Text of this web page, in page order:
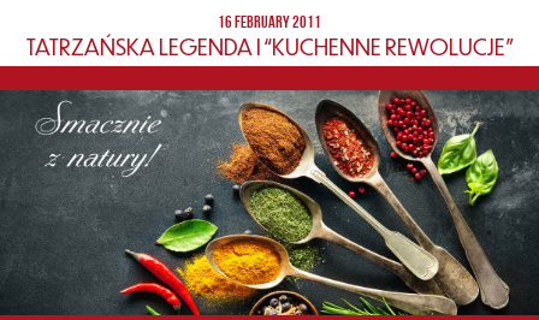
16 FEBRUARY 2011
TATRZAŃSKA LEGENDA I “KUCHENNE REWOLUCJE”